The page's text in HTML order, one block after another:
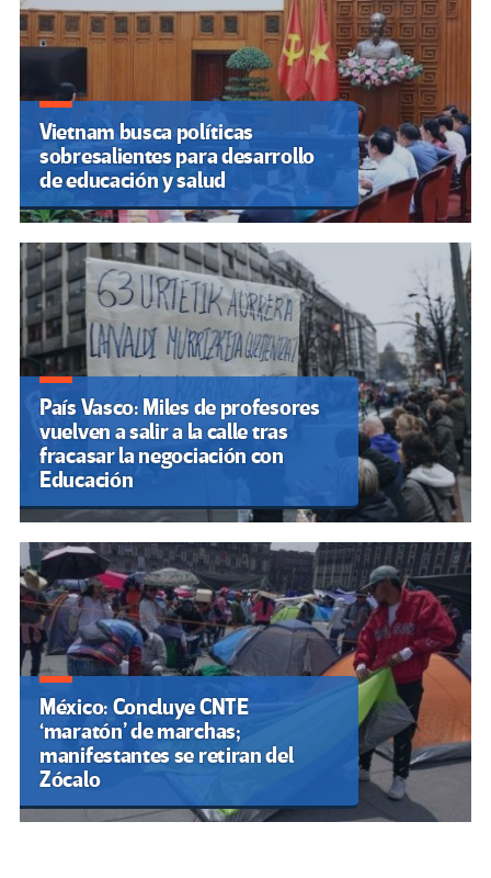
Vietnam busca políticas
sobresalientes para desarrollo
de educación y salud
País Vasco: Miles de profesores
vuelven a salir a la calle tras
fracasar la negociación con
Educación
México: Concluye CNTE
‘maratón’ de marchas;
manifestantes se retiran del
Zócalo